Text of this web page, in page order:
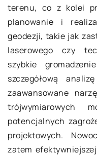
terenu, co z kolei
planowanie i
geodezji, takie jak
laserowego czy
szybkie
szczegółową
zaawansowane
trójwymiarowych
potencjalnych
projektowych.
zatem